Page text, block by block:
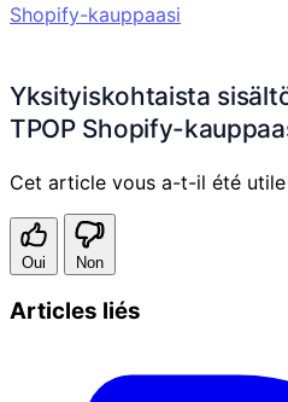
Shopify-kauppaasi
Yksityiskohtaista
TPOP Shopify-
Cet article vous a-t-il été utile
Oui Non
Articles liés